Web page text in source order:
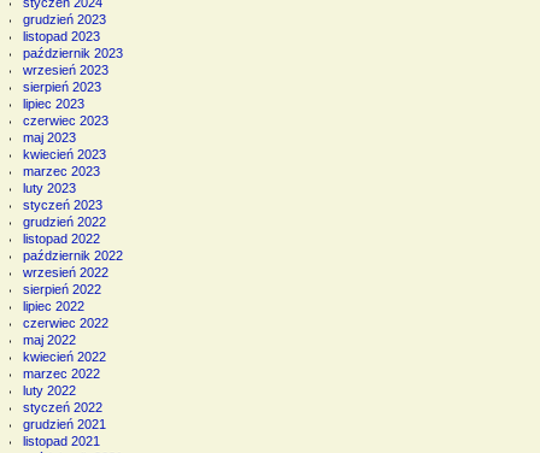
grudzień 2023
listopad 2023
październik 2023
wrzesień 2023
sierpień 2023
lipiec 2023
czerwiec 2023
maj 2023
kwiecień 2023
marzec 2023
luty 2023
styczeń 2023
grudzień 2022
listopad 2022
październik 2022
wrzesień 2022
sierpień 2022
lipiec 2022
czerwiec 2022
maj 2022
kwiecień 2022
marzec 2022
luty 2022
styczeń 2022
grudzień 2021
listopad 2021